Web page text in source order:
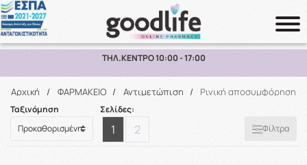
Αναζήτηση
ΠΑΡΑΛΑΒΗ ΑΠΟ ΤΟ ΚΑΤΑΣΤΗΜΑ ΑΝΩ ΤΩΝ 10€
Αρχική / ΦΑΡΜΑΚΕΙΟ / Αντιμετώπιση / Ρινική αποσυμφόρηση
Ταξινόμηση Σελίδες:
1 2 Φίλτρα